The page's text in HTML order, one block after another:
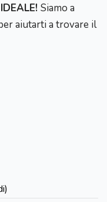
Siamo a
aiutarti a trovare il